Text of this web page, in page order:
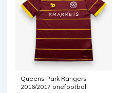
Queens Park Rangers
2016/2017 onefootball